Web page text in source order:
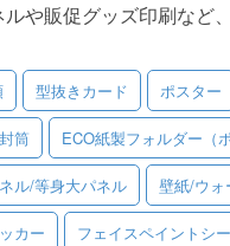
や販促グッズ印刷など
型抜きカード ポスター
封筒 ECO紙製フォルダー（
ル/等身大パネル 壁紙/ウォ
カー フェイスペイントシ